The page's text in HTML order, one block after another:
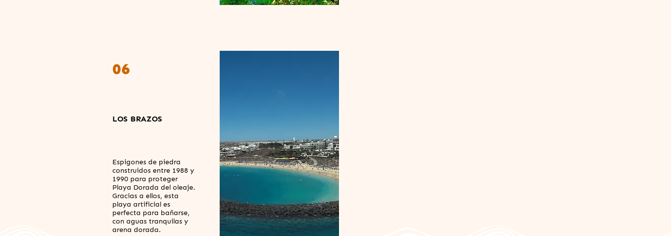
06
LOS BRAZOS
Espigones de piedra
construidos entre 1988 y
1990 para proteger
Playa Dorada del oleaje.
Gracias a ellos, esta
playa artificial es
perfecta para bañarse,
con aguas tranquilas y
arena dorada.